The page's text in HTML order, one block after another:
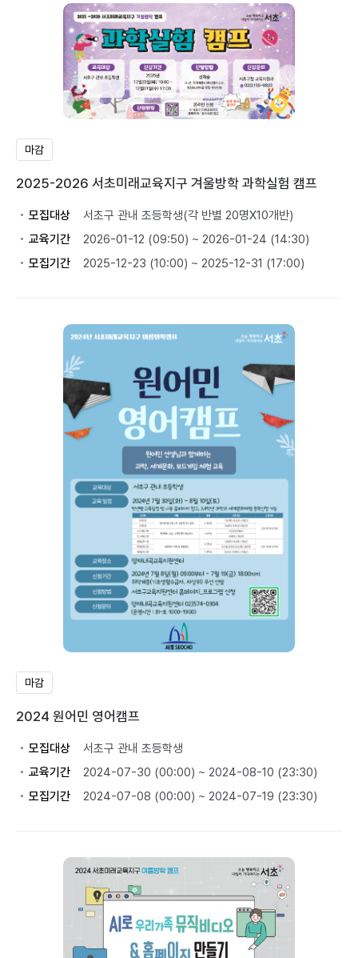
마감
2025-2026 서초미래교육지구 겨울방학 과학실험 캠프
모집대상
서초구 관내 초등학생(각 반별 20명X10개반)
교육기간
2026-01-12 (09:50) ~ 2026-01-24 (14:30)
모집기간
2025-12-23 (10:00) ~ 2025-12-31 (17:00)
마감
2024 원어민 영어캠프
모집대상
서초구 관내 초등학생
교육기간
2024-07-30 (00:00) ~ 2024-08-10 (23:30)
모집기간
2024-07-08 (00:00) ~ 2024-07-19 (23:30)